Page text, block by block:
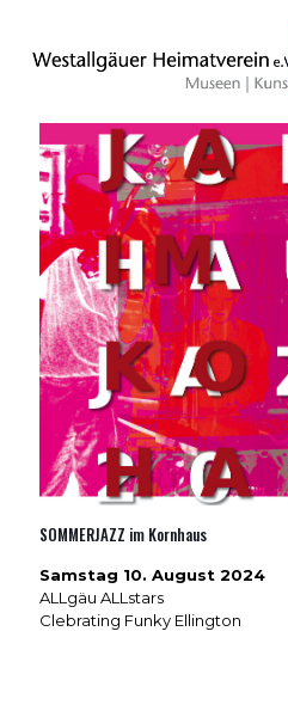
SOMMERJAZZ im Kornhaus
Samstag 10. August 2024
ALLgäu ALLstars
Clebrating Funky Ellington